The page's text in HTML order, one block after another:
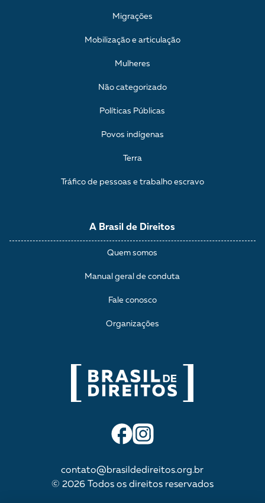
contato@brasildedireitos.org.br
© 2026 Todos os direitos reservados
A Brasil de Direitos
Quem somos
Manual geral de conduta
Fale conosco
Organizações
Migrações
Mobilização e articulação
Mulheres
Não categorizado
Políticas Públicas
Povos indígenas
Terra
Tráfico de pessoas e trabalho escravo